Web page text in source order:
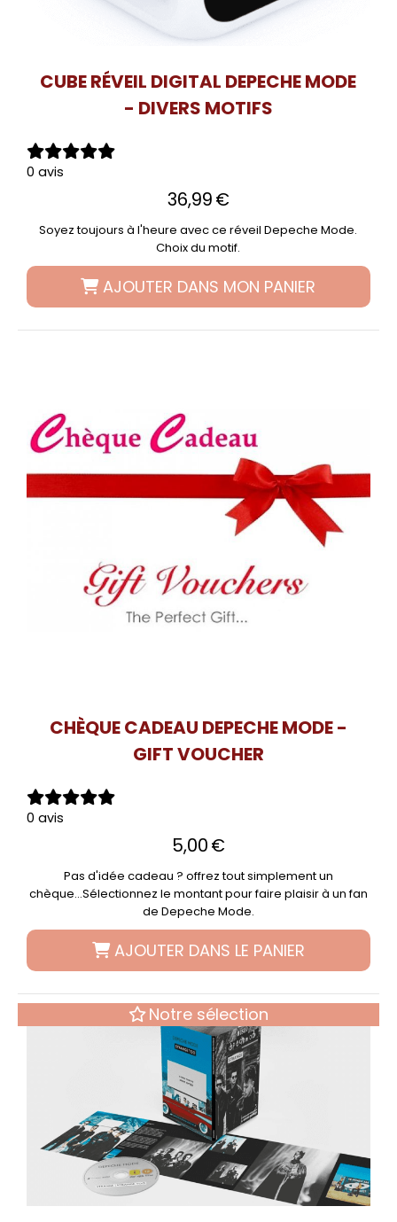
CUBE RÉVEIL DIGITAL DEPECHE MODE
- DIVERS MOTIFS
0 avis
36,99€
Soyez toujours à l'heure avec ce réveil Depeche Mode.
Choix du motif.
AJOUTER DANS MON PANIER
CHÈQUE CADEAU DEPECHE MODE -
GIFT VOUCHER
0 avis
5,00€
Pas d'idée cadeau ? offrez tout simplement un
chèque...Sélectionnez le montant pour faire plaisir à un fan
de Depeche Mode.
AJOUTER DANS LE PANIER
Notre sélection